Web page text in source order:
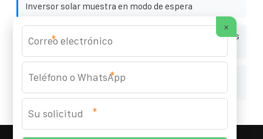
Inversor solar muestra en modo de espera
Venta al por mayor de contenedores solares plegables
temporales belgas
Plan de mantenimiento de comunicaciones de la
×
*
*
*